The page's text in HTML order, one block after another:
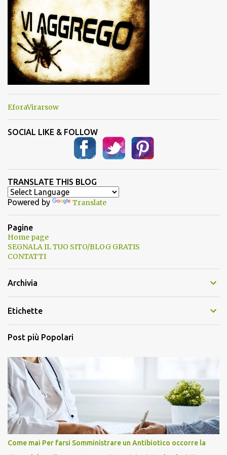
EforaVirarsow
SOCIAL LIKE & FOLLOW
TRANSLATE THIS BLOG
Powered by Translate
Pagine
Home page
SEGNALA IL TUO SITO/BLOG GRATIS
CONTATTI
Archivia
Etichette
Post più Popolari
Come mai Per farsi Somministrare un Antibiotico occorre la